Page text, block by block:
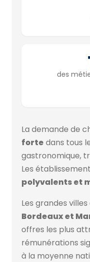
des
La demande de
forte dans tous
gastronomique,
Les
polyvalents et
Les grandes
Bordeaux et
offres les plus
rémunérations
à la moyenne